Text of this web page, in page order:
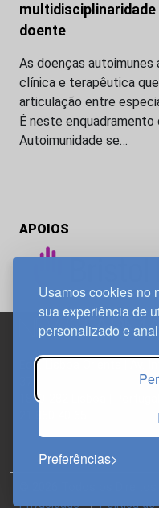
Usamos cookies no
sua experiência de
personalizado e
Preferências
multidisciplinaridade
doente
As doenças
clínica e terapêutica
articulação entre
É neste enquadramento
Autoimunidade se…
APOIOS
Edif. Lisboa Oriente | Av.
1800-282 Lisboa | Portugal
Privacidade
Política de